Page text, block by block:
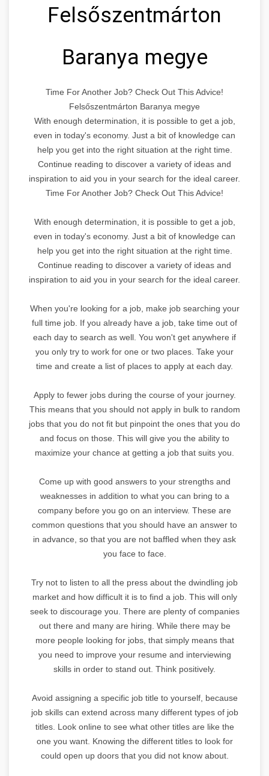
Felsőszentmárton
Baranya megye
Time For Another Job? Check Out This Advice!
Felsőszentmárton Baranya megye
With enough determination, it is possible to get a job,
even in today's economy. Just a bit of knowledge can
help you get into the right situation at the right time.
Continue reading to discover a variety of ideas and
inspiration to aid you in your search for the ideal career.
Time For Another Job? Check Out This Advice!
With enough determination, it is possible to get a job,
even in today's economy. Just a bit of knowledge can
help you get into the right situation at the right time.
Continue reading to discover a variety of ideas and
inspiration to aid you in your search for the ideal career.
When you're looking for a job, make job searching your
full time job. If you already have a job, take time out of
each day to search as well. You won't get anywhere if
you only try to work for one or two places. Take your
time and create a list of places to apply at each day.
Apply to fewer jobs during the course of your journey.
This means that you should not apply in bulk to random
jobs that you do not fit but pinpoint the ones that you do
and focus on those. This will give you the ability to
maximize your chance at getting a job that suits you.
Come up with good answers to your strengths and
weaknesses in addition to what you can bring to a
company before you go on an interview. These are
common questions that you should have an answer to
in advance, so that you are not baffled when they ask
you face to face.
Try not to listen to all the press about the dwindling job
market and how difficult it is to find a job. This will only
seek to discourage you. There are plenty of companies
out there and many are hiring. While there may be
more people looking for jobs, that simply means that
you need to improve your resume and interviewing
skills in order to stand out. Think positively.
Avoid assigning a specific job title to yourself, because
job skills can extend across many different types of job
titles. Look online to see what other titles are like the
one you want. Knowing the different titles to look for
could open up doors that you did not know about.